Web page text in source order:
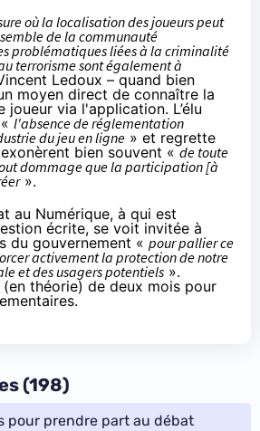
où la localisation des joueurs peut
de la communauté
problématiques liées à la criminalité
terrorisme sont également à
Ledoux – quand bien
moyen direct de connaître la
joueur via l'application. L’élu
l'absence de réglementation
du jeu en ligne » et regrette
bien souvent «de toute
dommage que la participation [à
».
au Numérique, à qui est
écrite, se voit invitée à
du gouvernement « pour pallier ce
activement la protection de notre
et des usagers potentiels ».
(en théorie) de deux mois pour
(198)
pour prendre part au débat